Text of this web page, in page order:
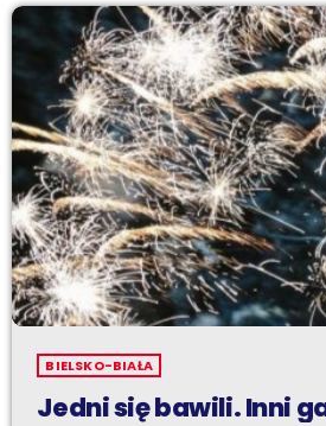
BIELSKO-BIAŁA
Jedni się bawili. Inni